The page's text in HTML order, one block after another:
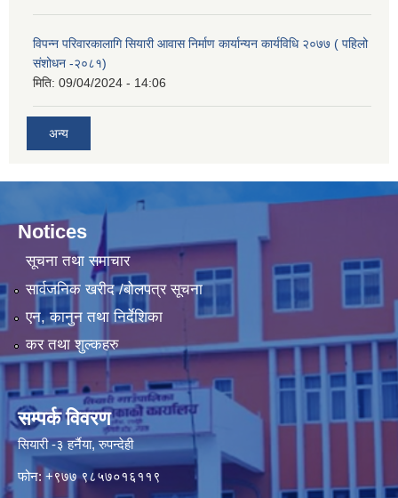
विपन्न परिवारकालागि सियारी आवास निर्माण कार्यान्यन कार्यविधि २०७७ ( पहिलो
संशोधन -२०८१)
मिति: 09/04/2024 - 14:06
अन्य
Notices
सूचना तथा समाचार
सार्वजनिक खरीद /बोलपत्र सूचना
एन, कानुन तथा निर्देशिका
कर तथा शुल्कहरु
सम्पर्क विवरण
सियारी -३ हर्नैया, रुपन्देही
फोन: +९७७ ९८५७०१६११९